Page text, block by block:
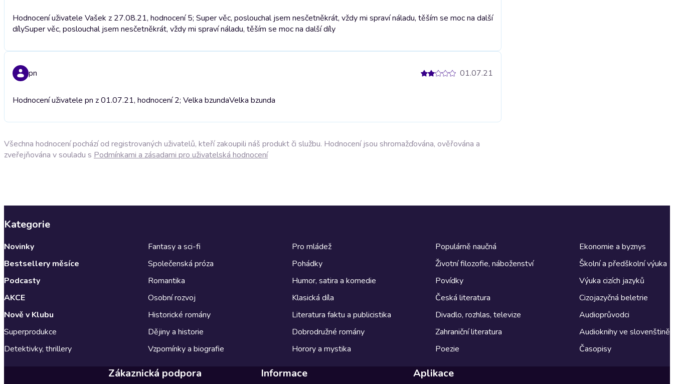
Hodnocení uživatele Vašek z 27.08.21, hodnocení 5; Super věc, poslouchal jsem nesčetněkrát, vždy mi spraví náladu, těším se moc na další
dílySuper věc, poslouchal jsem nesčetněkrát, vždy mi spraví náladu, těším se moc na další díly
pn 01.07.21
Hodnocení uživatele pn z 01.07.21, hodnocení 2; Velka bzundaVelka bzunda
Všechna hodnocení pochází od registrovaných uživatelů, kteří zakoupili náš produkt či službu. Hodnocení jsou shromažďována, ověřována a
zveřejňována v souladu s Podmínkami a zásadami pro uživatelská hodnocení
Kategorie
Novinky
Bestsellery měsíce
Podcasty
AKCE
Nově v Klubu
Superprodukce
Detektivky, thrillery
Fantasy a sci-fi
Společenská próza
Romantika
Osobní rozvoj
Historické romány
Dějiny a historie
Vzpomínky a biografie
Pro mládež
Pohádky
Humor, satira a komedie
Klasická díla
Literatura faktu a publicistika
Dobrodružné romány
Horory a mystika
Populárně naučná
Životní filozofie, náboženství
Povídky
Česká literatura
Divadlo, rozhlas, televize
Zahraniční literatura
Poezie
Ekonomie a byznys
Školní a předškolní výuka
Výuka cizích jazyků
Cizojazyčná beletrie
Audioprůvodci
Audioknihy ve slovenštině
Časopisy
Zákaznická podpora Informace Aplikace